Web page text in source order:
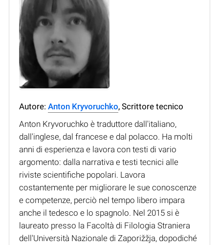
Autore: Anton Kryvoruchko, Scrittore tecnico
Anton Kryvoruchko è traduttore dall'italiano,
dall'inglese, dal francese e dal polacco. Ha molti
anni di esperienza e lavora con testi di vario
argomento: dalla narrativa e testi tecnici alle
riviste scientifiche popolari. Lavora
costantemente per migliorare le sue conoscenze
e competenze, perciò nel tempo libero impara
anche il tedesco e lo spagnolo. Nel 2015 si è
laureato presso la Facoltà di Filologia Straniera
dell'Università Nazionale di Zaporižžja, dopodiché